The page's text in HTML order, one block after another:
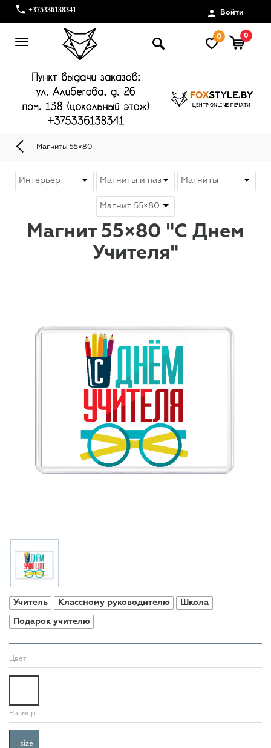
+375336138341 Войти
0 0
Магниты 55×80
Магнит 55×80 "С Днем
Учителя"
Учитель Классному руководителю Школа
Подарок учителю
Цвет
Размер
size